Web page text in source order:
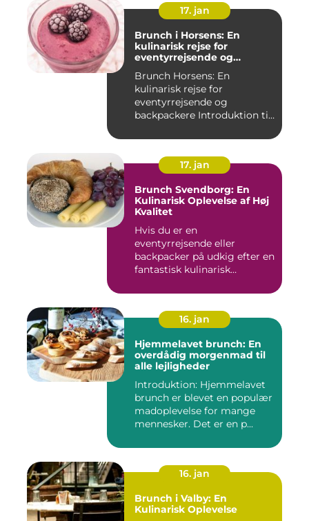
17. jan
Brunch i Horsens: En
kulinarisk rejse for
eventyrrejsende og
Brunch Horsens: En
kulinarisk rejse for
eventyrrejsende og
backpackere Introduktion til
17. jan
Brunch Svendborg: En
Kulinarisk Oplevelse af Høj
Kvalitet
Hvis du er en
eventyrrejsende eller
backpacker på udkig efter en
fantastisk kulinarisk
16. jan
Hjemmelavet brunch: En
overdådig morgenmad til
alle lejligheder
Introduktion: Hjemmelavet
brunch er blevet en populær
madoplevelse for mange
mennesker. Det er en p...
16. jan
Brunch i Valby: En
Kulinarisk Oplevelse